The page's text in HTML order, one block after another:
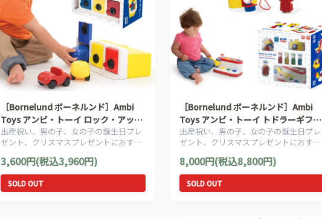
［Bornelund ボーネルンド］Ambi
Toys アンビ・トーイ ロック・アッ
プ・ガレージ
出産祝い、男の子、女の子の誕生日プレ
ゼント、クリスマスプレゼントにおすす
ランドAmbi Toys アンビトーイズの赤ち
ゃんのおもちゃです。
3,600円(税込3,960円)
SOLD OUT
［Bornelund ボーネルンド］Ambi
Toys アンビ・トーイ トドラーギフト
セット
出産祝い、男の子、女の子の誕生日プレ
ゼント、クリスマスプレゼントにおすす
ランドAmbi Toys アンビトーイズの赤ち
ゃんのおもちゃです。
8,000円(税込8,800円)
SOLD OUT